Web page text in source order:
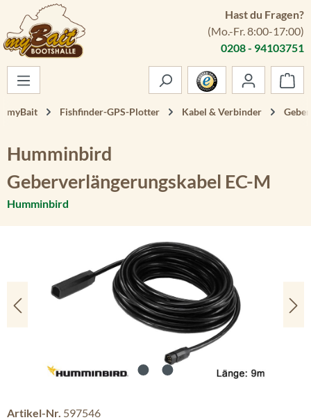
Zum Hauptinhalt springen
Hast du Fragen?
(Mo.-Fr. 8:00-17:00)
0208 - 94103751
myBait Fishfinder-GPS-Plotter Kabel & Verbinder
Humminbird
Geberverlängerungskabel EC-M
Humminbird
Artikel-Nr. 597546